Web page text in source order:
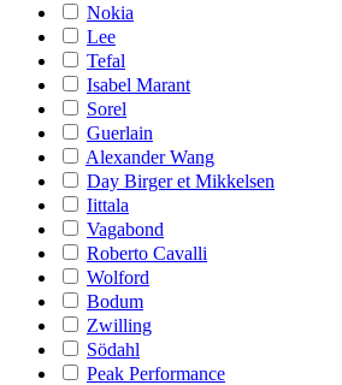
Nokia
Lee
Tefal
Isabel Marant
Sorel
Guerlain
Alexander Wang
Day Birger et Mikkelsen
Iittala
Vagabond
Roberto Cavalli
Wolford
Bodum
Zwilling
Södahl
Peak Performance